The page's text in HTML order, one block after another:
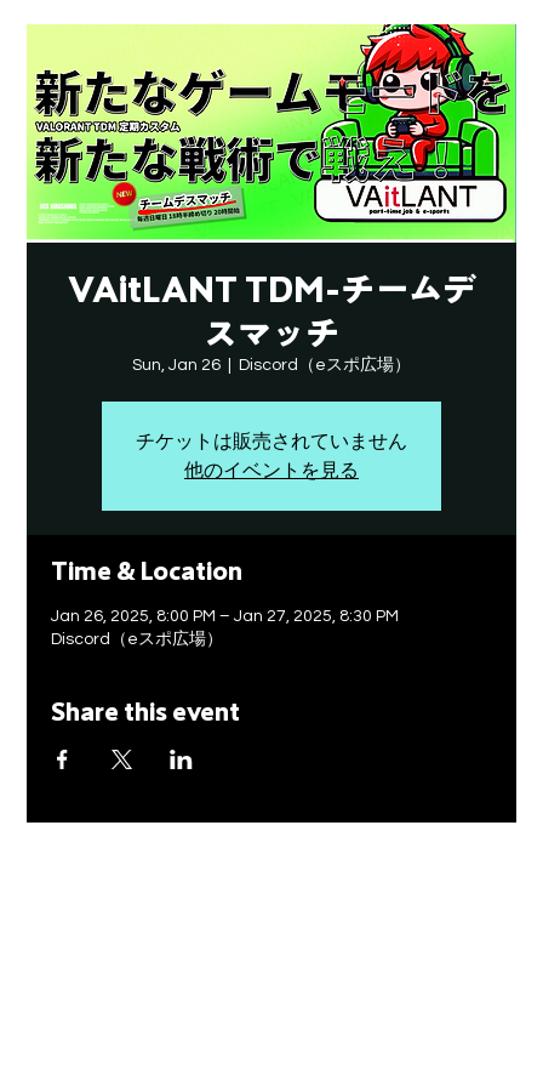
VAitLANT TDM-チームデ
スマッチ
Sun, Jan 26 Discord（eスポ広場）
チケットは販売されていません
他のイベントを見る
Time & Location
Jan 26, 2025, 8:00 PM – Jan 27, 2025, 8:30 PM
Discord（eスポ広場）
Share this event